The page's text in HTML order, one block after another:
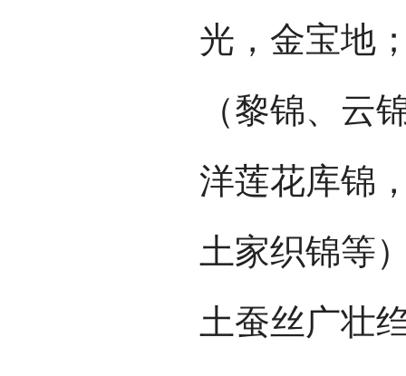
光，金宝地
（黎锦、云
洋莲花库锦
土家织锦等
土蚕丝广壮